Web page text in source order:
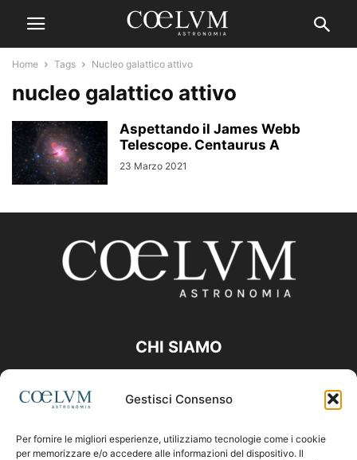
Gestisci Consenso
Per fornire le migliori esperienze, utilizziamo tecnologie come i cookie
per memorizzare e/o accedere alle informazioni del dispositivo. Il
Home Tags Nucleo galattico attivo
nucleo galattico attivo
Aspettando il James Webb
Telescope. Centaurus A
23 Marzo 2021
CHI SIAMO
Contattaci:coelumastro@coelum.com
SEGUICI